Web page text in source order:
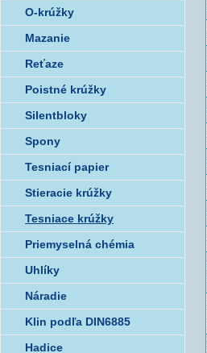
O-krúžky
Mazanie
Reťaze
Poistné krúžky
Silentbloky
Spony
Tesniací papier
Stieracie krúžky
Tesniace krúžky
Priemyselná chémia
Uhlíky
Náradie
Klin podľa DIN6885
Hadice